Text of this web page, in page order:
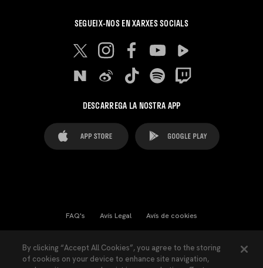
SEGUEIX-NOS EN XARXES SOCIALS
DESCARREGA LA NOSTRA APP
FAQ's Avís Legal Avís de cookies
Llei de Transparència Política de Privacitat
By clicking “Accept All Cookies”, you agree to the storing
of cookies on your device to enhance site navigation,